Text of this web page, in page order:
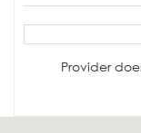
Provider